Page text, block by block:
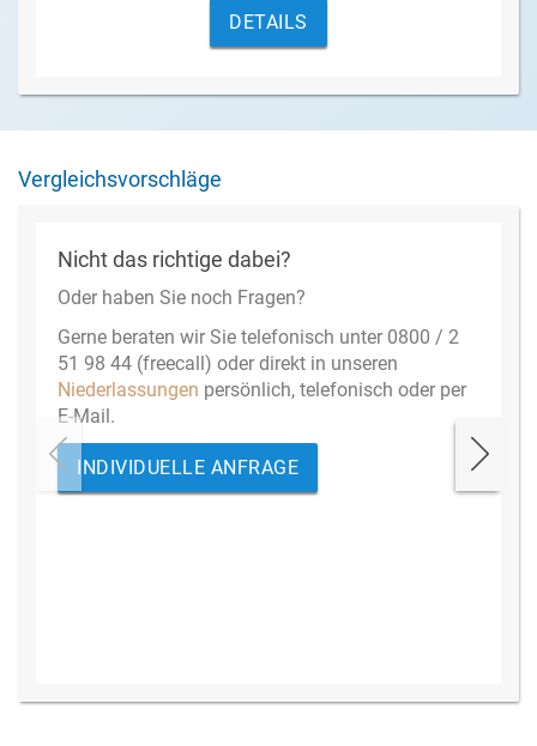
DETAILS
Vergleichsvorschläge
Nicht das richtige dabei?
Oder haben Sie noch Fragen?
Gerne beraten wir Sie telefonisch unter 0800 / 2
51 98 44 (freecall) oder direkt in unseren
Niederlassungen persönlich, telefonisch oder per
E-Mail.
INDIVIDUELLE ANFRAGE